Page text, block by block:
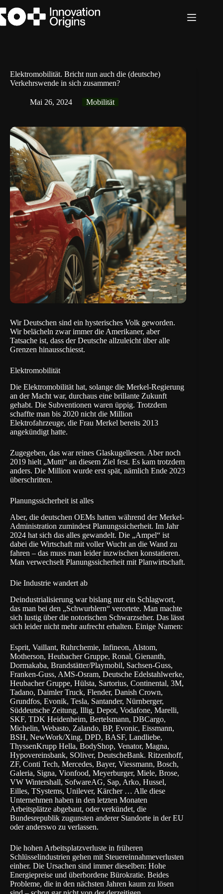
Inhalt
springen
Elektromobilität. Bricht nun auch die (deutsche)
Verkehrswende in sich zusammen?
Mai 26, 2024 Mobilität
Wir Deutschen sind ein hysterisches Volk geworden.
Wir belächeln zwar immer die Amerikaner, aber
Tatsache ist, dass der Deutsche allzuleicht über alle
Grenzen hinausschiesst.
Elektromobilität
Die Elektromobilität hat, solange die Merkel-Regierung
an der Macht war, durchaus eine brillante Zukunft
gehabt. Die Subventionen waren üppig. Trotzdem
schaffte man bis 2020 nicht die Million
Elektrofahrzeuge, die Frau Merkel bereits 2013
angekündigt hatte.
Zugegeben, das war reines Glaskugellesen. Aber noch
2019 hielt „Mutti“ an diesem Ziel fest. Es kam trotzdem
anders. Die Million wurde erst spät, nämlich Ende 2023
überschritten.
Planungssicherheit ist alles
Aber, die deutschen OEMs hatten während der Merkel-
Administration zumindest Planungssicherheit. Im Jahr
2024 hat sich das alles gewandelt. Die „Ampel“ ist
dabei die Wirtschaft mit voller Wucht an die Wand zu
fahren – das muss man leider inzwischen konstatieren.
Man verwechselt Planungssicherheit mit Planwirtschaft.
Die Industrie wandert ab
Deindustrialisierung war bislang nur ein Schlagwort,
das man bei den „Schwurblern“ verortete. Man machte
sich lustig über die notorischen Schwarzseher. Das lässt
sich leider nicht mehr aufrecht erhalten. Einige Namen:
Esprit, Vaillant, Ruhrchemie, Infineon, Alstom,
Motherson, Heubacher Gruppe, Ronal, Gienanth,
Dormakaba, Brandstätter/Playmobil, Sachsen-Guss,
Franken-Guss, AMS-Osram, Deutsche Edelstahlwerke,
Heubacher Gruppe, Hülsta, Sartorius, Continental, 3M,
Tadano, Daimler Truck, Flender, Danish Crown,
Grundfos, Evonik, Tesla, Santander, Nürnberger,
Süddeutsche Zeitung, Illig, Depot, Vodafone, Marelli,
SKF, TDK Heidenheim, Bertelsmann, DBCargo,
Michelin, Webasto, Zalando, BP, Evonic, Eissmann,
BSH, NewWork/Xing, DPD, BASF, Landliebe,
ThyssenKrupp Hella, BodyShop, Venator, Magna,
Hypovereinsbank, SOliver, DeutscheBank. Ritzenhoff,
ZF, Conti Tech, Mercedes, Bayer, Viessmann, Bosch,
Galeria, Signa, Vionfood, Meyerburger, Miele, Brose,
VW Wintershall, SofwareAG, Sap, Arko, Hussel,
Eilles, TSystems, Unilever, Kärcher … Alle diese
Unternehmen haben in den letzten Monaten
Arbeitsplätze abgebaut, oder verkündet, die
Bundesrepublik zugunsten anderer Standorte in der EU
oder anderswo zu verlassen.
Die hohen Arbeitsplatzverluste in früheren
Schlüsselindustrien gehen mit Steuereinnahmeverlusten
einher. Die Ursachen sind immer dieselben: Hohe
Energiepreise und überbordene Bürokratie. Beides
Probleme, die in den nächsten Jahren kaum zu lösen